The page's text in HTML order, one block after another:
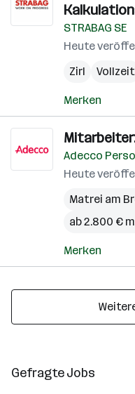
STRABAG SE
Heute
Zirl
Vollzeit
Merken
Adecco
Heute
Matrei am
ab 2.800 €
Merken
Gefragte Jobs